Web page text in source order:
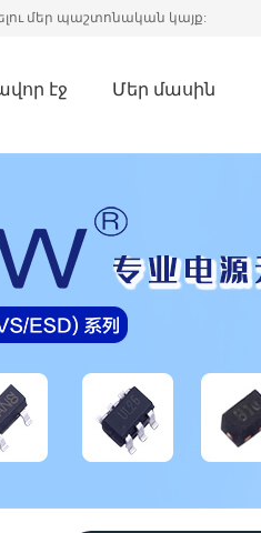
մեր պաշտոնական կայք:
էջ Մեր մասին